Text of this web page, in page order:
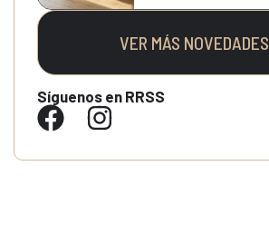
VER MÁS NOVEDADES
Síguenos en RRSS